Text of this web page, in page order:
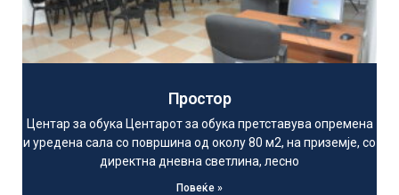
Простор
Центар за обука Центарот за обука претставува опремена
и уредена сала со површина од околу 80 м2, на приземје, со
директна дневна светлина, лесно
Повеќе »